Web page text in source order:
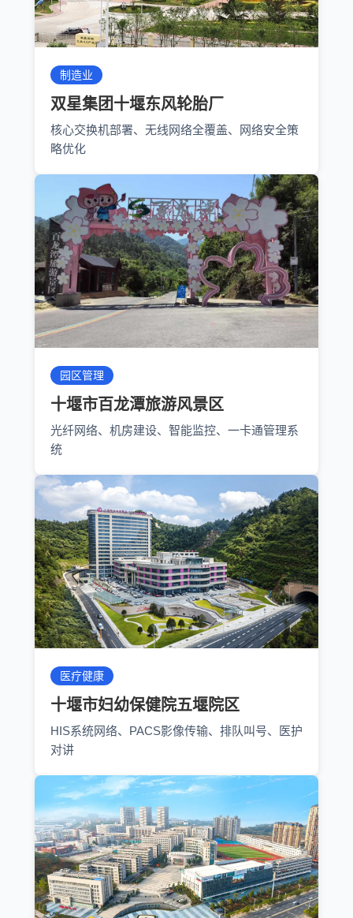
制造业
双星集团十堰东风轮胎厂
核心交换机部署、无线网络全覆盖、网络安全策
略优化
园区管理
十堰市百龙潭旅游风景区
光纤网络、机房建设、智能监控、一卡通管理系
统
医疗健康
十堰市妇幼保健院五堰院区
HIS系统网络、PACS影像传输、排队叫号、医护
对讲